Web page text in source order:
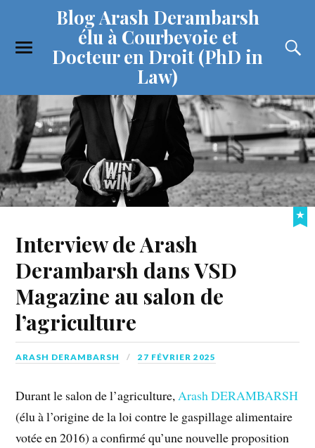
Blog Arash Derambarsh
élu à Courbevoie et
Docteur en Droit (PhD in
Law)
Interview de Arash
Derambarsh dans VSD
Magazine au salon de
l’agriculture
ARASH DERAMBARSH 27 FÉVRIER 2025
Durant le salon de l’agriculture,Arash DERAMBARSH
(élu à l’origine de la loi contre le gaspillage alimentaire
votée en 2016) a confirmé qu’une nouvelle proposition